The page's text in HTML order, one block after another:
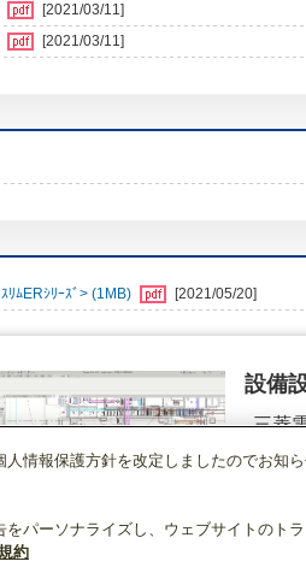
[2021/03/11]
[2021/03/11]
ﾘﾑERｼﾘｰｽﾞ> (1MB)
[2021/05/20]
設備
三菱
情報保護方針を改定しましたのでお知
パーソナライズし、ウェブサイトのトラ
約